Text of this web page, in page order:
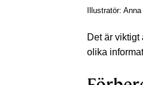
Illustratör:
Det är
olika